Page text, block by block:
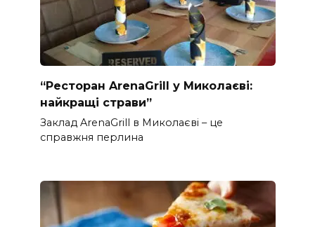
“Ресторан ArenaGrill у Миколаєві:
найкращі страви”
Заклад ArenaGrill в Миколаєві – це
справжня перлина